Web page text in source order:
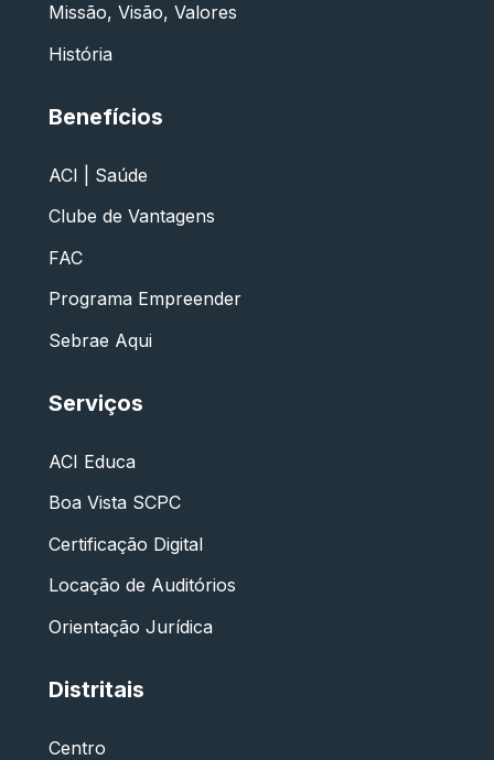
Missão, Visão, Valores
História
Benefícios
ACI | Saúde
Clube de Vantagens
FAC
Programa Empreender
Sebrae Aqui
Serviços
ACI Educa
Boa Vista SCPC
Certificação Digital
Locação de Auditórios
Orientação Jurídica
Distritais
Centro